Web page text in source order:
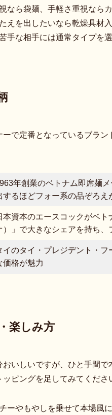
ら袋麺、手軽さ重視なら
を出したいなら乾燥具材
な相手には通常タイプを
ーで定番となっているブラ
年創業のベトナム即席麺
するほどフォー系の品ぞろえ
本資本のエースコックがベ
）」で大きなシェアを持ち、
イのタイ・プレジデント・
価格が魅力
楽しみ方
いしいですが、ひと手間で
ピングを足してみてくださ
ーやもやしを乗せて本場風